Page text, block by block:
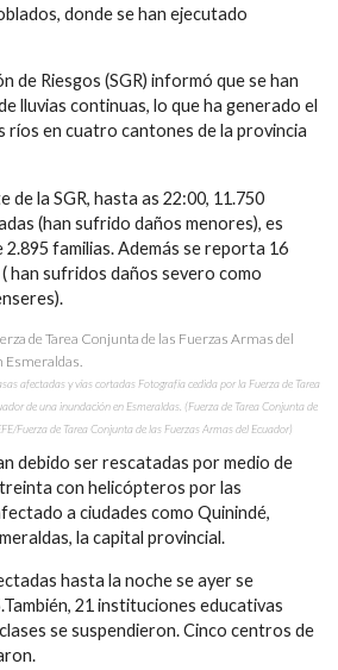
donde se han ejecutado
de Riesgos (SGR) informó que se han
lluvias continuas, lo que ha generado el
ríos en cuatro cantones de la provincia
de la SGR, hasta as 22:00, 11.750
(han sufrido daños menores), es
familias. Además se reporta 16
han sufridos daños severo como
afectadas y vías cortadas Fotografía cedida por la Fuerza de Tarea
de una inundación en Esmeraldas. (Fuerza de Tarea Conjunta de
Fuerza de Tarea Conjunta de las Fuerzas Armas del Ecuador)
debido ser rescatadas por medio de
con helicópteros por las
a ciudades como Quinindé,
la capital provincial.
hasta la noche se ayer se
21 instituciones educativas
se suspendieron. Cinco centros de